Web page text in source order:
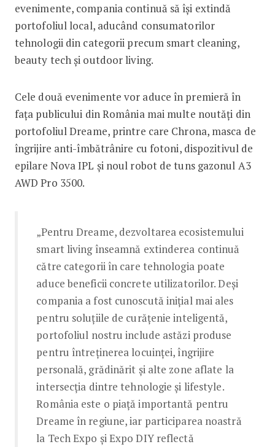
evenimente, compania continuă să își extindă
portofoliul local, aducând consumatorilor
tehnologii din categorii precum smart cleaning,
beauty tech și outdoor living.
Cele două evenimente vor aduce în premieră în
fața publicului din România mai multe noutăți din
portofoliul Dreame, printre care Chrona, masca de
îngrijire anti-îmbătrânire cu fotoni, dispozitivul de
epilare Nova IPL și noul robot de tuns gazonul A3
AWD Pro 3500.
„Pentru Dreame, dezvoltarea ecosistemului
smart living înseamnă extinderea continuă
către categorii în care tehnologia poate
aduce beneficii concrete utilizatorilor. Deși
compania a fost cunoscută inițial mai ales
pentru soluțiile de curățenie inteligentă,
portofoliul nostru include astăzi produse
pentru întreținerea locuinței, îngrijire
personală, grădinărit și alte zone aflate la
intersecția dintre tehnologie și lifestyle.
România este o piață importantă pentru
Dreame în regiune, iar participarea noastră
la Tech Expo și Expo DIY reflectă